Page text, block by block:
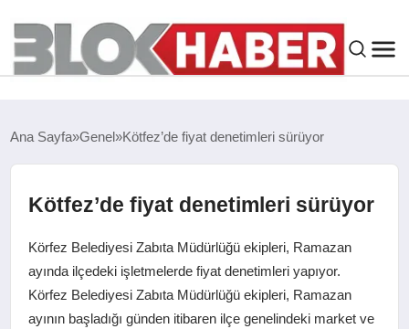
ASAYIŞ
ÇEVRE
SPOR
Ana Sayfa Genel Kötfez’de fiyat denetimleri sürüyor
Kötfez’de fiyat denetimleri sürüyor
Körfez Belediyesi Zabıta Müdürlüğü ekipleri, Ramazan
ayında ilçedeki işletmelerde fiyat denetimleri yapıyor.
Körfez Belediyesi Zabıta Müdürlüğü ekipleri, Ramazan
ayının başladığı günden itibaren ilçe genelindeki market ve